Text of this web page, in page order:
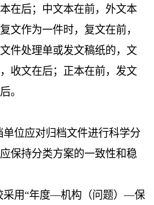
在后；中文本在前，外文本
文作为一件时，复文在前，
件处理单或发文稿纸的，文
收文在后；正本在前，发文
。
单位应对归档文件进行科学分
保持分类方案的一致性和稳
采用“年度—机构（问题）—保